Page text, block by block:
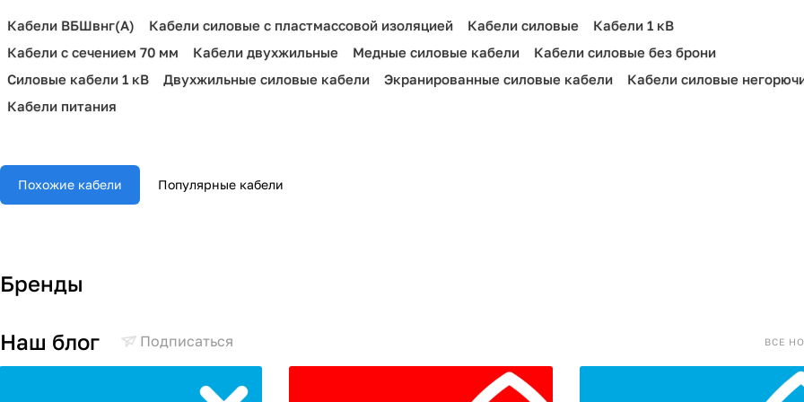
Кабели ВБШвнг(А) Кабели силовые с пластмассовой изоляцией Кабели силовые
Кабели 1 кВ
Кабели с сечением 70 мм
Кабели двухжильные Медные силовые кабели
Кабели силовые без брони
Силовые кабели 1 кВ
Двухжильные силовые кабели Экранированные силовые кабели
Кабели силовые
Кабели питания
Похожие кабели Популярные кабели
Бренды
Наш блог Подписаться ВСЕ